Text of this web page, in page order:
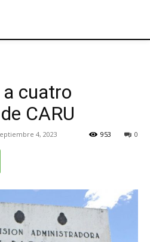
cuatro
CARU
4, 2023 0
953